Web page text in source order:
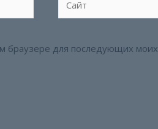
браузере для последующих моих